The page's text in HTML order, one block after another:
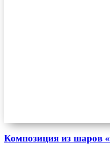
Композиция из шаров